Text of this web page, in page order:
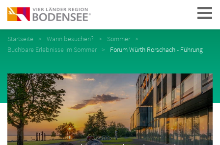
Navigation
Startseite Wann besuchen?
Sommer
Buchbare Erlebnisse im Sommer
Forum Würth Rorschach - Führung